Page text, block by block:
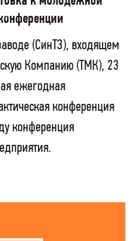
(СинТЗ), входящем
Компанию (ТМК), 23
ежегодная
конференция
конференция